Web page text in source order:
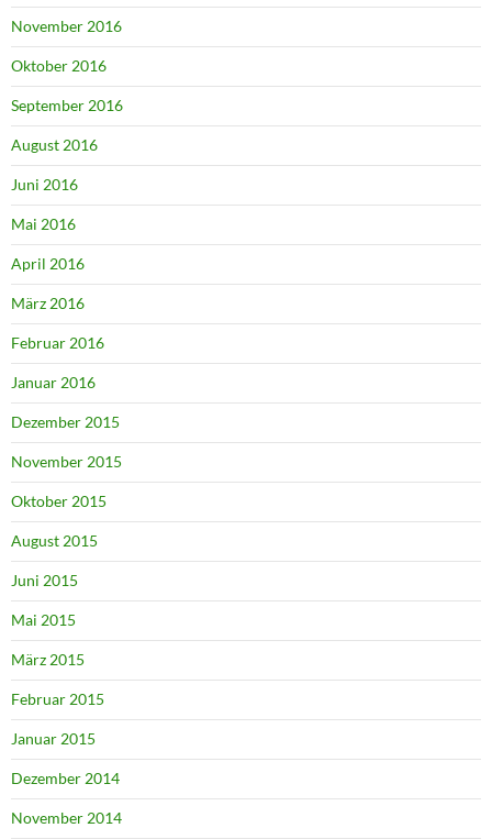
November 2016
Oktober 2016
September 2016
August 2016
Juni 2016
Mai 2016
April 2016
März 2016
Februar 2016
Januar 2016
Dezember 2015
November 2015
Oktober 2015
August 2015
Juni 2015
Mai 2015
März 2015
Februar 2015
Januar 2015
Dezember 2014
November 2014